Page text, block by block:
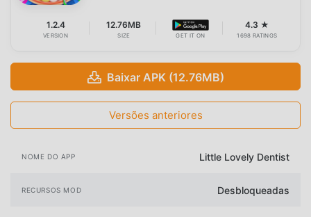
1.2.4
VERSION
12.76MB
SIZE GET IT ON
4.3 ★
1698 RATINGS
Baixar APK (12.76MB)
Versões anteriores
NOME DO APP Little Lovely Dentist
RECURSOS MOD Desbloqueadas